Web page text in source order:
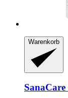
Warenkorb
SanaCare